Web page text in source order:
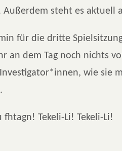
Außerdem steht es aktuell
für die dritte
an dem Tag noch nichts
wie sie
fhtagn! Tekeli-Li! Tekeli-Li!